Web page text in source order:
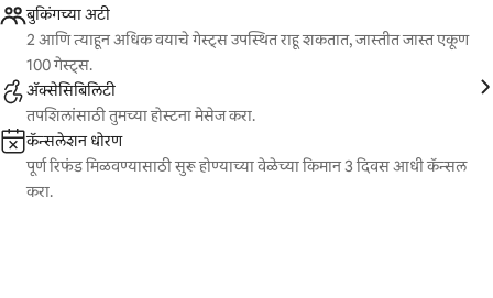
बुकिंगच्या अटी
2 आणि त्याहून अधिक वयाचे गेस्ट्स उपस्थित राहू शकतात, जास्तीत जास्त एकूण
100 गेस्ट्स.
ॲक्सेसिबिलिटी
तपशिलांसाठी तुमच्या होस्टना मेसेज करा.
कॅन्सलेशन धोरण
पूर्ण रिफंड मिळवण्यासाठी सुरू होण्याच्या वेळेच्या किमान 3 दिवस आधी कॅन्सल
करा.